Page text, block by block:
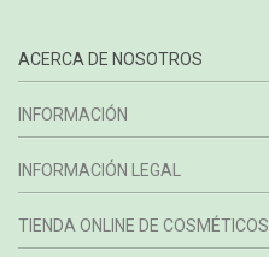
ACERCA DE NOSOTROS
INFORMACIÓN
INFORMACIÓN LEGAL
TIENDA ONLINE DE COSMÉTICOS